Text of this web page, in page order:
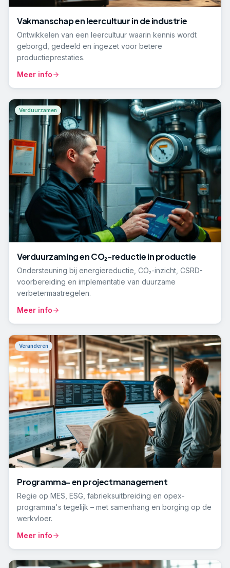
Vakmanschap en leercultuur in de industrie
Ontwikkelen van een leercultuur waarin kennis wordt
geborgd, gedeeld en ingezet voor betere
productieprestaties.
Meer info
Verduurzamen
Verduurzaming en CO₂-reductie in productie
Ondersteuning bij energiereductie, CO₂-inzicht, CSRD-
voorbereiding en implementatie van duurzame
verbetermaatregelen.
Meer info
Veranderen
Programma- en projectmanagement
Regie op MES, ESG, fabrieksuitbreiding en opex-
programma's tegelijk – met samenhang en borging op de
werkvloer.
Meer info